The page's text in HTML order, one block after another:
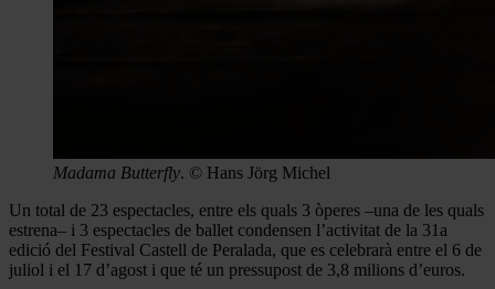
Madama Butterfly. © Hans Jörg Michel
Un total de 23 espectacles, entre els quals 3 òperes –una de les quals
estrena– i 3 espectacles de ballet condensen l’activitat de la 31a
edició del Festival Castell de Peralada, que es celebrarà entre el 6 de
juliol i el 17 d’agost i que té un pressupost de 3,8 milions d’euros.